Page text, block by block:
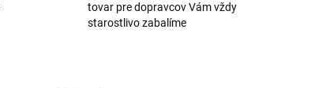
tovar pre dopravcov Vám vždy
starostlivo zabalíme